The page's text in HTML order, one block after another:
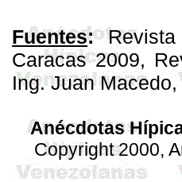
Fuentes:
Caracas 2009,
Ing. Juan
Anécdotas
Copyright 2000,